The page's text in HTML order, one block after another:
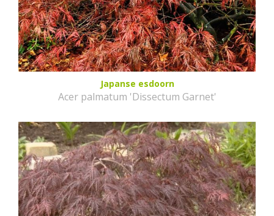
Japanse esdoorn
Acer palmatum 'Dissectum Garnet'